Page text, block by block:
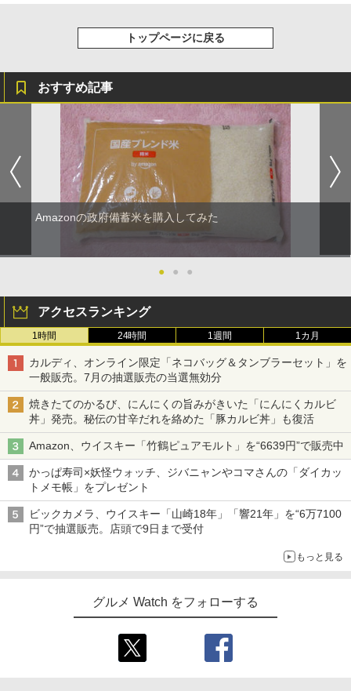
トップページに戻る
おすすめ記事
Amazonの政府備蓄米を購入してみた
● ● ●
アクセスランキング
1時間 24時間 1週間 1カ月
カルディ、オンライン限定「ネコバッグ＆タンブラーセット」を
一般販売。7月の抽選販売の当選無効分
焼きたてのかるび、にんにくの旨みがきいた「にんにくカルビ
丼」発売。秘伝の甘辛だれを絡めた「豚カルビ丼」も復活
Amazon、ウイスキー「竹鶴ピュアモルト」を“6639円”で販売中
かっぱ寿司×妖怪ウォッチ、ジバニャンやコマさんの「ダイカッ
トメモ帳」をプレゼント
ビックカメラ、ウイスキー「山崎18年」「響21年」を“6万7100
円”で抽選販売。店頭で9日まで受付
もっと見る
グルメ Watch をフォローする